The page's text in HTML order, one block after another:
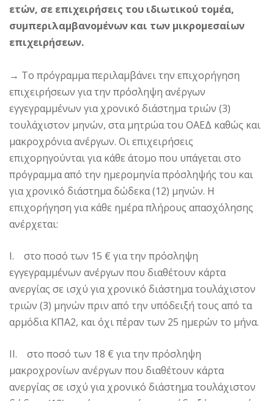
ετών, σε επιχειρήσεις του ιδιωτικού τομέα,
συμπεριλαμβανομένων και των μικρομεσαίων
επιχειρήσεων.
→ Το πρόγραμμα περιλαμβάνει την επιχορήγηση
επιχειρήσεων για την πρόσληψη ανέργων
εγγεγραμμένων για χρονικό διάστημα τριών (3)
τουλάχιστον μηνών, στα μητρώα του ΟΑΕΔ καθώς και
μακροχρόνια ανέργων. Οι επιχειρήσεις
επιχορηγούνται για κάθε άτομο που υπάγεται στο
πρόγραμμα από την ημερομηνία πρόσληψής του και
για χρονικό διάστημα δώδεκα (12) μηνών. Η
επιχορήγηση για κάθε ημέρα πλήρους απασχόλησης
ανέρχεται:
I. στο ποσό των 15 € για την πρόσληψη
εγγεγραμμένων ανέργων που διαθέτουν κάρτα
ανεργίας σε ισχύ για χρονικό διάστημα τουλάχιστον
τριών (3) μηνών πριν από την υπόδειξή τους από τα
αρμόδια ΚΠΑ2, και όχι πέραν των 25 ημερών το μήνα.
II. στο ποσό των 18 € για την πρόσληψη
μακροχρονίων ανέργων που διαθέτουν κάρτα
ανεργίας σε ισχύ για χρονικό διάστημα τουλάχιστον